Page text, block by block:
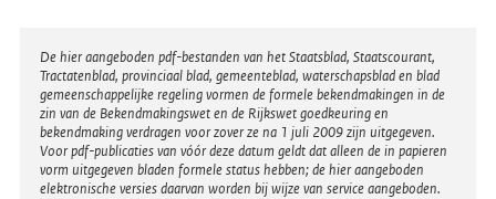
Disclaimer
De hier aangeboden pdf-bestanden van het Staatsblad, Staatscourant,
Tractatenblad, provinciaal blad, gemeenteblad, waterschapsblad en blad
gemeenschappelijke regeling vormen de formele bekendmakingen in de
zin van de Bekendmakingswet en de Rijkswet goedkeuring en
bekendmaking verdragen voor zover ze na 1 juli 2009 zijn uitgegeven.
Voor pdf-publicaties van vóór deze datum geldt dat alleen de in papieren
vorm uitgegeven bladen formele status hebben; de hier aangeboden
elektronische versies daarvan worden bij wijze van service aangeboden.